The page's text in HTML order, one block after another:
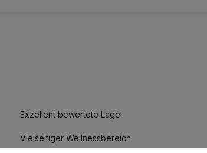
Exzellent bewertete Lage
Vielseitiger Wellnessbereich